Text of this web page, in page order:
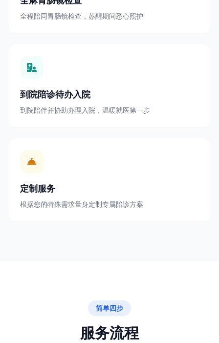
全程陪同胃肠镜检查，苏醒期间悉心照护
到院陪诊待办入院
到院陪伴并协助办理入院，温暖就医第一步
定制服务
根据您的特殊需求量身定制专属陪诊方案
简单四步
服务流程